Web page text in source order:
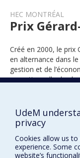
HEC MONTRÉAL
Prix
Créé en 2000, le prix
en alternance dans
gestion et de
exceptionnelle de
UdeM
privacy
Cookies allow us
experience. Some
website’s